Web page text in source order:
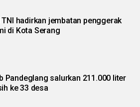
hadirkan jembatan penggerak
di Kota Serang
Pandeglang salurkan 211.000 liter
ke 33 desa